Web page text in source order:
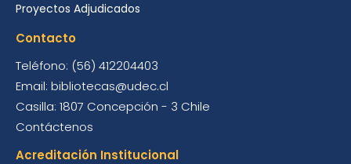
Proyectos Adjudicados
Contacto
Teléfono: (56) 412204403
Email: bibliotecas@udec.cl
Casilla: 1807 Concepción - 3 Chile
Contáctenos
Acreditación Institucional